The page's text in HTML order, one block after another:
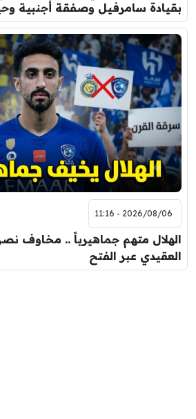
بقيادة سامرفيل وصفقة أجنبية
2026/08/06 - 11:16
الهلال متهم جماهيرياً .. مخاوف
العقيدي عبر الفتح